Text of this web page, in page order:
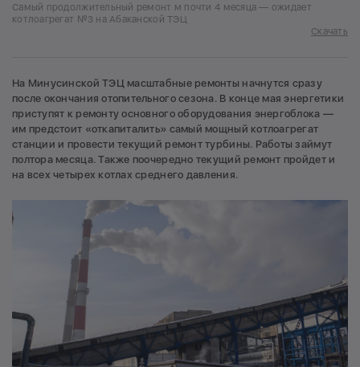
Самый продолжительный ремонт м почти 4 месяца — ожидает
котлоагрегат №3 на Абаканской ТЭЦ
Скачать
На Минусинской ТЭЦ масштабные ремонты начнутся сразу
после окончания отопительного сезона. В конце мая энергетики
приступят к ремонту основного оборудования энергоблока —
им предстоит «откапиталить» самый мощный котлоагрегат
станции и провести текущий ремонт турбины. Работы займут
полтора месяца. Также поочередно текущий ремонт пройдет и
на всех четырех котлах среднего давления.